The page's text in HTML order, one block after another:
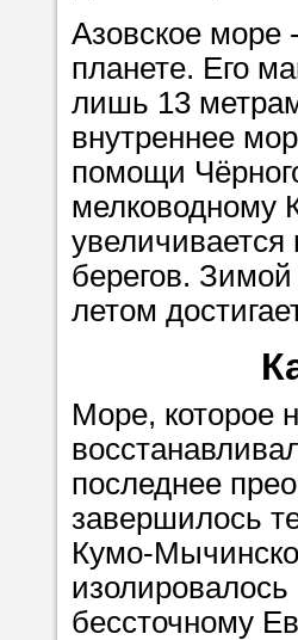
Азовское море
планете. Его
лишь 13
внутреннее
помощи
мелководному
берегов. Зимой
летом
Море, которое
последнее
завершилось
Кумо-
изолировалось
бессточному